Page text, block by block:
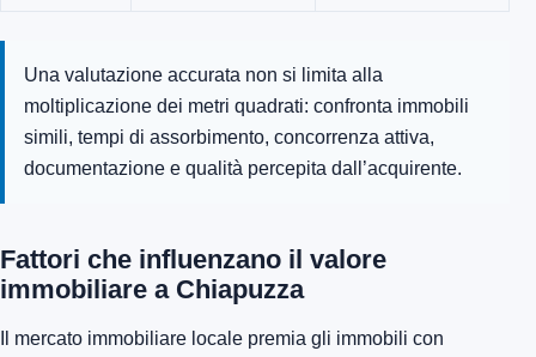
Una valutazione accurata non si limita alla
moltiplicazione dei metri quadrati: confronta immobili
simili, tempi di assorbimento, concorrenza attiva,
documentazione e qualità percepita dall’acquirente.
Fattori che influenzano il valore
immobiliare a Chiapuzza
Il mercato immobiliare locale premia gli immobili con